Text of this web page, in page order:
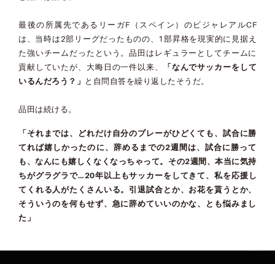
最後の所属先であるリーガF（スペイン）のビジャレアルCF
は、当時は2部リーグだったものの、1部昇格を現実的に見据え
た強いチームだったという。品田はレギュラーとしてチームに
貢献していたが、大晦日の一件以来、
「なんでサッカーをして
いるんだろう？」 と自問自答を繰り返したそうだ。
品田は続ける。
「それまでは、どれだけ自分のプレーがひどくても、試合に勝
てれば嬉しかったのに、辞めるまでの2週間は、試合に勝って
も、なんにも嬉しくなくなっちゃって。その2週間、本当に気持
ちがグラグラで…20年以上もサッカーをしてきて、私を応援し
てくれる人がたくさんいる。引退試合とか、お花を貰うとか、
そういうのを何もせず、急に辞めていいのかな、とも悩みまし
た」